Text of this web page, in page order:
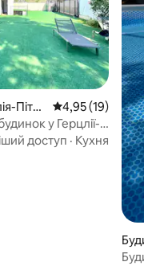
Пітуа
Середня
4,95 (19)
у Герцлії-
доступ · Кухня